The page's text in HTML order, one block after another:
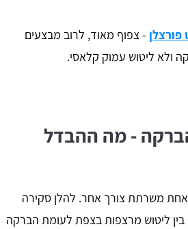
פורצלן - צפוף מאוד, לרוב מבצעים
ולא ליטוש עמוק קלאסי.
- מה ההבדל
אחת משרתת צורך אחר. להלן סקירה
בין ליטוש מרצפות בצפת לעומת הברקה